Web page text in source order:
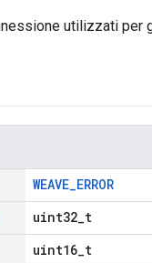
utilizzati
WEAVE_ERROR
uint32_t
uint16_t